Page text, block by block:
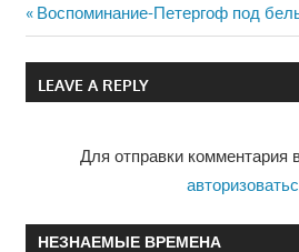
Навигация
по
Previous
Post:
Воспоминание-Петергоф под
LEAVE A REPLY
Для отправки комментария
НЕЗНАЕМЫЕ ВРЕМЕНА